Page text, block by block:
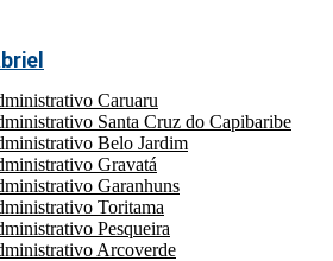
Caruaru
Santa Cruz do Capibaribe
Belo Jardim
Gravatá
Garanhuns
Toritama
Pesqueira
Arcoverde